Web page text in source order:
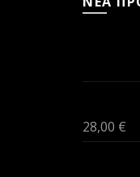
28,00 €